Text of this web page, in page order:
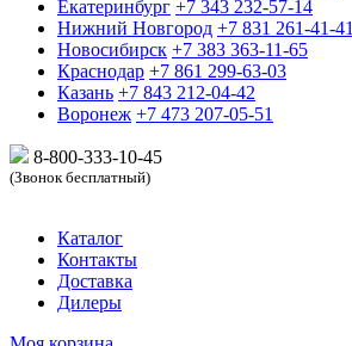
Екатеринбург +7 343 232-57-14
Нижний Новгород +7 831 261-41-41
Новосибирск +7 383 363-11-65
Краснодар +7 861 299-63-03
Казань +7 843 212-04-42
Воронеж +7 473 207-05-51
8-800-333-10-45
(Звонок бесплатный)
Каталог
Контакты
Доставка
Дилеры